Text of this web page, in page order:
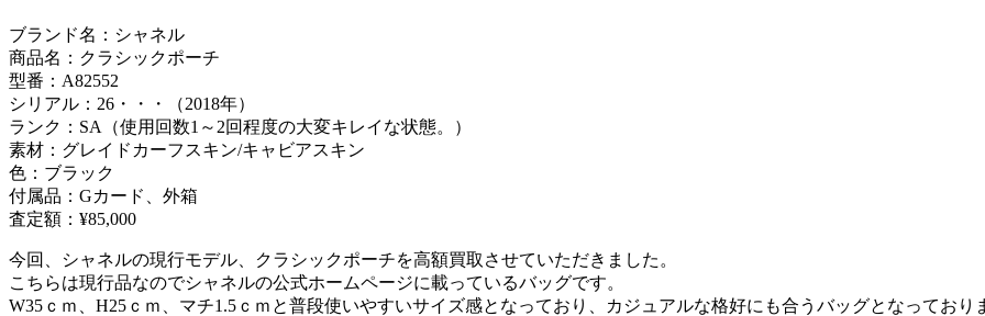
ブランド名：シャネル
商品名：クラシックポーチ
型番：A82552
シリアル：26・・・（2018年）
ランク：SA（使用回数1～2回程度の大変キレイな状態。）
素材：グレイドカーフスキン/キャビアスキン
色：ブラック
付属品：Gカード、外箱
査定額：¥85,000
今回、シャネルの現行モデル、クラシックポーチを高額買取させていただきました。
こちらは現行品なのでシャネルの公式ホームページに載っているバッグです。
W35ｃｍ、H25ｃｍ、マチ1.5ｃｍと普段使いやすいサイズ感となっており、カジュアルな格好にも合うバッグとなっており